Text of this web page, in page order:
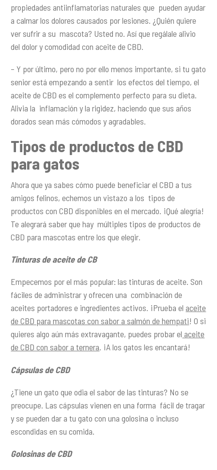
propiedades antiinflamatorias naturales que pueden ayudar
a calmar los dolores causados por lesiones. ¿Quién quiere
ver sufrir a su mascota? Usted no. Así que regálale alivio
del dolor y comodidad con aceite de CBD.
– Y por último, pero no por ello menos importante, si tu gato
senior está empezando a sentir los efectos del tiempo, el
aceite de CBD es el complemento perfecto para su dieta.
Alivia la inflamación y la rigidez, haciendo que sus años
dorados sean más cómodos y agradables.
Tipos de productos de CBD
para gatos
Ahora que ya sabes cómo puede beneficiar el CBD a tus
amigos felinos, echemos un vistazo a los tipos de
productos con CBD disponibles en el mercado. ¡Qué alegría!
Te alegrará saber que hay múltiples tipos de productos de
CBD para mascotas entre los que elegir.
Tinturas de aceite de CB
Empecemos por el más popular: las tinturas de aceite. Son
fáciles de administrar y ofrecen una combinación de
aceites portadores e ingredientes activos. ¡Prueba elaceite
de CBD para mascotas con sabor a salmón de hempati! O si
quieres algo aún más extravagante, puedes probar el aceite
de CBD con sabor a ternera. ¡A los gatos les encantará!
Cápsulas de CBD
¿Tiene un gato que odia el sabor de las tinturas? No se
preocupe. Las cápsulas vienen en una forma fácil de tragar
y se pueden dar a tu gato con una golosina o incluso
escondidas en su comida.
Golosinas de CBD